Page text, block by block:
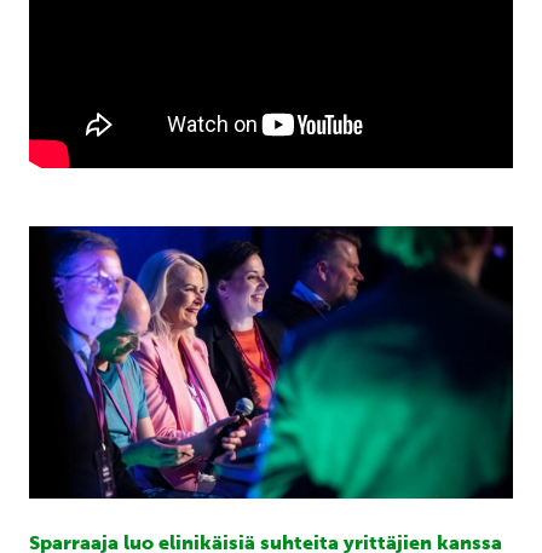
Sparraaja luo elinikäisiä suhteita yrittäjien kanssa